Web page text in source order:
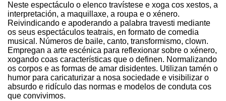
Neste espectáculo o elenco travístese e xoga cos xestos, a
interpretación, a maquillaxe, a roupa e o xénero.
Reivindicando e apoderando a palabra travesti mediante
os seus espectáculos teatrais, en formato de comedia
musical. Números de baile, canto, transformismo, clown.
Empregan a arte escénica para reflexionar sobre o xénero,
xogando coas características que o definen. Normalizando
os corpos e as formas de amar disidentes. Utilizan tamén o
humor para caricaturizar a nosa sociedade e visibilizar o
absurdo e ridículo das normas e modelos de conduta cos
que convivimos.